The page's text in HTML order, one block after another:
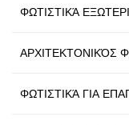
ΦΩΤΙΣΤΙΚΆ
ΑΡΧΙΤΕΚΤΟΝΙΚΌΣ
ΦΩΤΙΣΤΙΚΆ ΓΙΑ